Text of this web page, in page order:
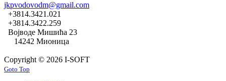
jkpvodovodm@gmail.com
+3814.3421.021
+3814.3422.259
Војводе Мишића 23
14242 Мионица
Copyright © 2026 I-SOFT
Goto Top